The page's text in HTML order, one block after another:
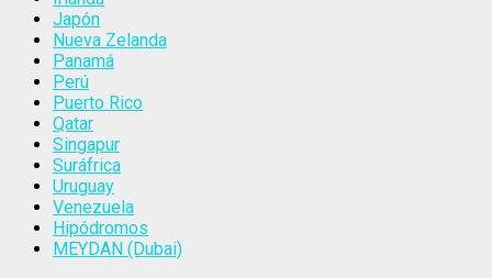
Japón
Nueva Zelanda
Panamá
Perú
Puerto Rico
Qatar
Singapur
Suráfrica
Uruguay
Venezuela
Hipódromos
MEYDAN (Dubai)